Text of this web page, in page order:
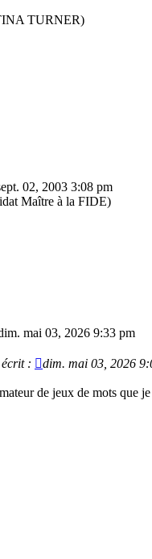
TURNER)
02, 2003 3:08 pm
Maître à la FIDE)
mai 03, 2026 9:33 pm
: dim. mai 03, 2026
de jeux de mots que